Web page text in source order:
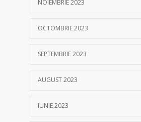
NOIEMBRIE 2023
OCTOMBRIE 2023
SEPTEMBRIE 2023
AUGUST 2023
IUNIE 2023